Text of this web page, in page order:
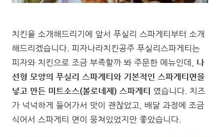
치킨을 소개해드리기에 앞서 푸실리 스파게티부터 소개
해드리겠습니다. 피자나라치킨공주 푸실리스파게티는
피자와 치킨으로 조금 부족할까 봐 주문한 메뉴인데, 나
선형 모양의 푸실리 스파게티와 기본적인 스파게티면을
넣고 만든 미트소스(볼로네제) 스파게티 였습니다. 치즈
가 넉넉하게 들어가서 맛이 괜찮았고, 배달 과정에 조금
식어서 스파게티 면이 뭉쳐있었지만 좋았습니다.